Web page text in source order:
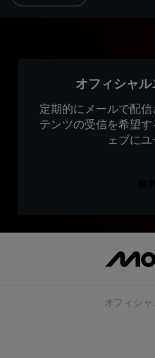
オフィシャ
定期的にメールで配
テンツの受信を希望
ェブに
オフィシ